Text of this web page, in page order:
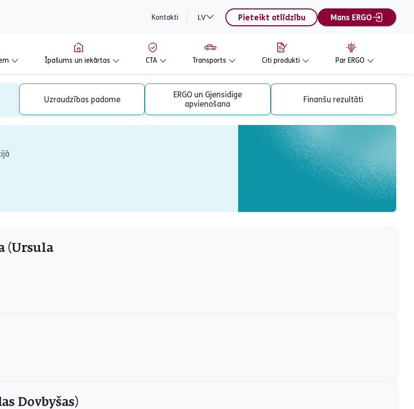
Kontakti LV Pieteikt atlīdzību Mans ERGO
Īpašums un iekārtas CTA Transports Citi produkti Par ERGO
Uzraudzības padome
ERGO un Gjensidige
apvienošana
Finanšu rezultāti
(Ursula
Dovbyšas)